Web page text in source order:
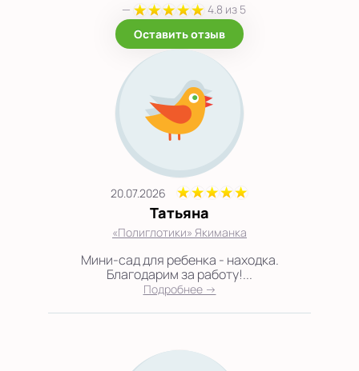
—
4.8 из 5
Оставить отзыв
20.07.2026
Татьяна
«Полиглотики» Якиманка
Мини-сад для ребенка - находка.
Благодарим за работу!...
Подробнее →